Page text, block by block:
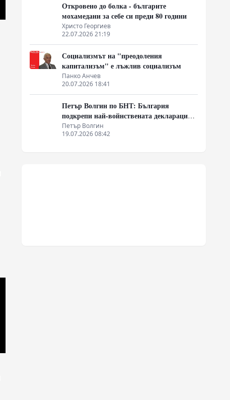
Откровено до болка - българите
мохамедани за себе си преди 80 години
Христо Георгиев
22.07.2026 21:19
Социализмът на "преодоления
капитализъм" е лъжлив социализъм
Панко Анчев
20.07.2026 18:41
Петър Волгин по БНТ: България
подкрепи най-войнствената декларация,
която някога съм чел
Петър Волгин
19.07.2026 08:42